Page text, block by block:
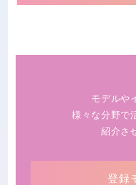
モデルや
様々な分野で
紹介さ
登録